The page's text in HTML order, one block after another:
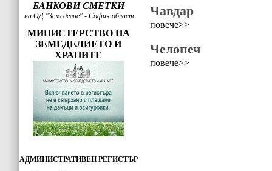
БАНКОВИ СМЕТКИ
на ОД "Земеделие" - София област
МИНИСТЕРСТВО НА
ЗЕМЕДЕЛИЕТО И
ХРАНИТЕ
АДМИНИСТРАТИВЕН РЕГИСТЪР
Чавдар
повече>>
Челопеч
повече>>